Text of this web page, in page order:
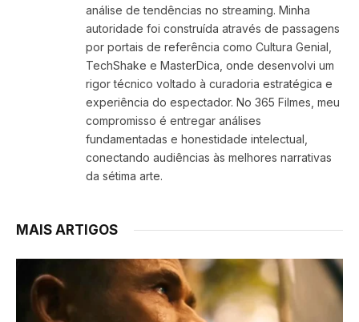
análise de tendências no streaming. Minha
autoridade foi construída através de passagens
por portais de referência como Cultura Genial,
TechShake e MasterDica, onde desenvolvi um
rigor técnico voltado à curadoria estratégica e
experiência do espectador. No 365 Filmes, meu
compromisso é entregar análises
fundamentadas e honestidade intelectual,
conectando audiências às melhores narrativas
da sétima arte.
MAIS ARTIGOS